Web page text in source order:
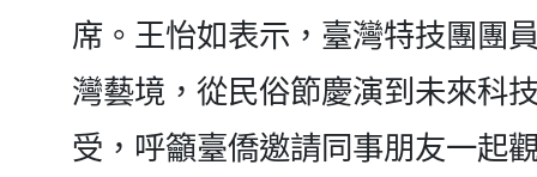
席。王怡如表示，臺灣特技團團
灣藝境，從民俗節慶演到未來科
受，呼籲臺僑邀請同事朋友一起